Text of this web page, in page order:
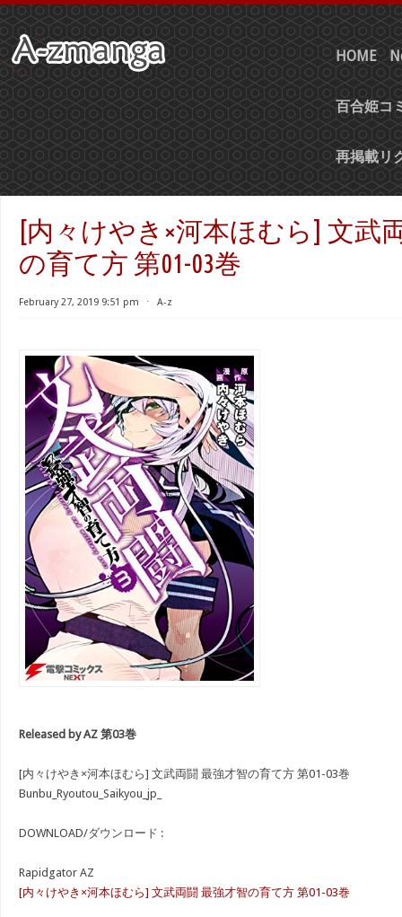
HOME
百合姫コ
再掲載リ
[内々けやき×河本ほむら] 文武
の育て方 第01-03巻
February 27, 2019 9:51 pm ⋅ A-z
Released by AZ 第03巻
[内々けやき×河本ほむら] 文武両闘 最強才智の育て方 第01-03巻
Bunbu_Ryoutou_Saikyou_jp_
DOWNLOAD/ダウンロード :
Rapidgator AZ
[内々けやき×河本ほむら] 文武両闘 最強才智の育て方 第01-03巻